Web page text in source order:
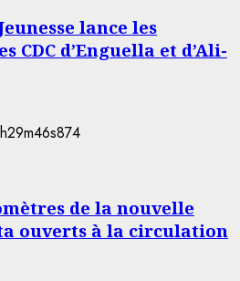
lance les
CDC d’Enguella et d’Ali-
de la nouvelle
ouverts à la circulation